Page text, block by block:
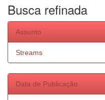
Busca refinada
Assunto
Streams
Data de Publicação